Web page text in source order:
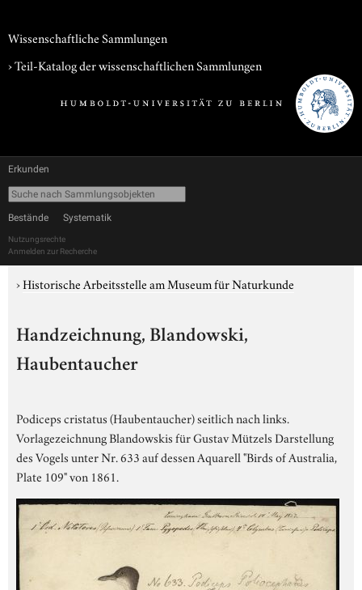
Wissenschaftliche Sammlungen
› Teil-Katalog der wissenschaftlichen Sammlungen
Erkunden
Bestände Systematik
Nutzungsrechte
Anmelden zur Recherche
›Historische Arbeitsstelle am Museum für Naturkunde
Handzeichnung, Blandowski,
Haubentaucher
Podiceps cristatus (Haubentaucher) seitlich nach links.
Vorlagezeichnung Blandowskis für Gustav Mützels Darstellung
des Vogels unter Nr. 633 auf dessen Aquarell "Birds of Australia,
Plate 109" von 1861.